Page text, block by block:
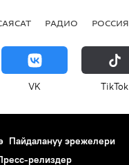
РАДИО РОССИЯ
VK ТikТоk
Пайдалануу эрежелери
релиздер